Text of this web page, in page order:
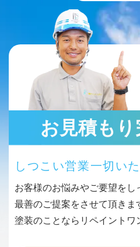
お見積も
しつこい営業一切い
お客様のお悩みやご要望をし
最善のご提案をさせて頂きま
塗装のことならリペイントワ